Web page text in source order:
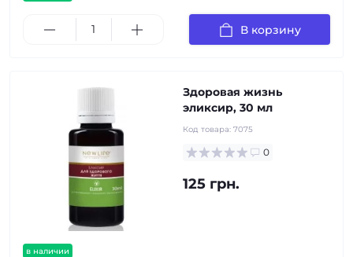
В корзину
в наличии
Здоровая жизнь
эликсир, 30 мл
Код товара: 7075
0
125 грн.